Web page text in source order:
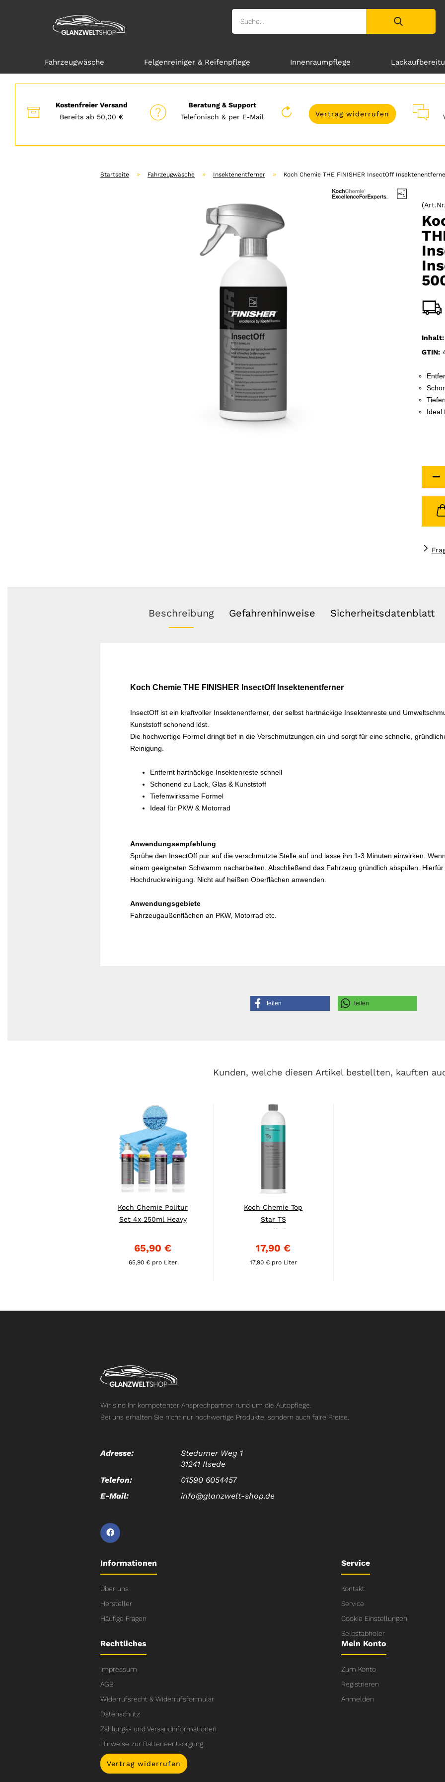
zum
Fahrzeugwäsche Felgenreiniger & Reifenpflege Innenraumpflege
Kostenfreier Versand
Bereits ab 50,00 €
Beratung & Support
Telefonisch & per E-Mail
Vertrag widerrufen
Startseite » Fahrzeugwäsche » Insektenentferner » Koch Chemie THE FINISHER InsectOff
Inhalt:
GTIN:
Ideal
Beschreibung Gefahrenhinweise Sicherheitsdatenblatt
Koch Chemie THE FINISHER InsectOff Insektenentferner
InsectOff ist ein kraftvoller Insektenentferner, der selbst hartnäckige Insektenreste und
Kunststoff schonend löst.
Die hochwertige Formel dringt tief in die Verschmutzungen ein und sorgt für eine schnelle,
Reinigung.
Entfernt hartnäckige Insektenreste schnell
Schonend zu Lack, Glas & Kunststoff
Tiefenwirksame Formel
Ideal für PKW & Motorrad
Anwendungsempfehlung
Sprühe den InsectOff pur auf die verschmutzte Stelle auf und lasse ihn 1-3 Minuten einwirken.
einem geeigneten Schwamm nacharbeiten. Abschließend das Fahrzeug gründlich abspülen.
Hochdruckreinigung. Nicht auf heißen Oberflächen anwenden.
Anwendungsgebiete
Fahrzeugaußenflächen an PKW, Motorrad etc.
teilen teilen
Kunden, welche diesen Artikel bestellten, kauften
Koch Chemie Politur
Set 4x 250ml Heavy
65,90 €
65,90 € pro Liter
Koch Chemie Top
Star TS
Kunststoffpflege...
17,90 €
17,90 € pro Liter
Wir sind Ihr kompetenter Ansprechpartner rund um die Autopflege.
Bei uns erhalten Sie nicht nur hochwertige Produkte, sondern auch faire Preise.
Adresse:
Stedumer Weg 1
31241 Ilsede
Telefon:
01590 6054457
E-Mail:
info@glanzwelt-shop.de
Informationen
Über uns
Hersteller
Häufige Fragen
Service
Kontakt
Service
Cookie Einstellungen
Selbstabholer
Rechtliches
Impressum
AGB
Widerrufsrecht & Widerrufsformular
Datenschutz
Zahlungs- und Versandinformationen
Hinweise zur Batterieentsorgung
Vertrag widerrufen
Mein Konto
Zum Konto
Registrieren
Anmelden